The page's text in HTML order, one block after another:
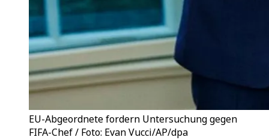
EU-Abgeordnete fordern Untersuchung gegen
FIFA-Chef / Foto: Evan Vucci/AP/dpa